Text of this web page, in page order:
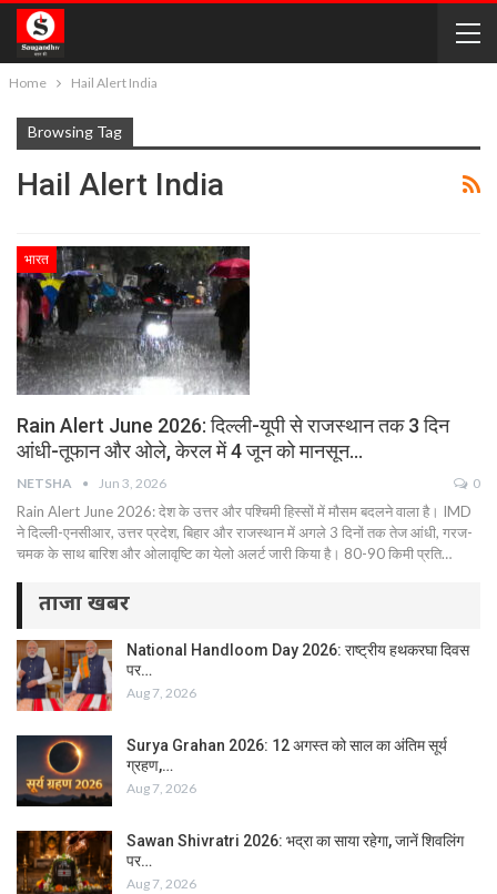
Home Hail Alert India
Browsing Tag
Hail Alert India
भारत
Rain Alert June 2026: दिल्ली-यूपी से राजस्थान तक 3 दिन
आंधी-तूफान और ओले, केरल में 4 जून को मानसून…
NETSHA Jun 3, 2026 0
Rain Alert June 2026: देश के उत्तर और पश्चिमी हिस्सों में मौसम बदलने वाला है। IMD
ने दिल्ली-एनसीआर, उत्तर प्रदेश, बिहार और राजस्थान में अगले 3 दिनों तक तेज आंधी, गरज-
चमक के साथ बारिश और ओलावृष्टि का येलो अलर्ट जारी किया है। 80-90 किमी प्रति…
ताजा खबर
National Handloom Day 2026: राष्ट्रीय हथकरघा दिवस
पर…
Aug 7, 2026
Surya Grahan 2026: 12 अगस्त को साल का अंतिम सूर्य
ग्रहण,…
Aug 7, 2026
Sawan Shivratri 2026: भद्रा का साया रहेगा, जानें शिवलिंग
पर…
Aug 7, 2026